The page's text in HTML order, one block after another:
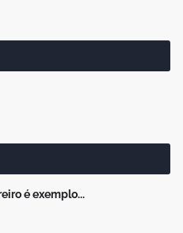
é exemplo...